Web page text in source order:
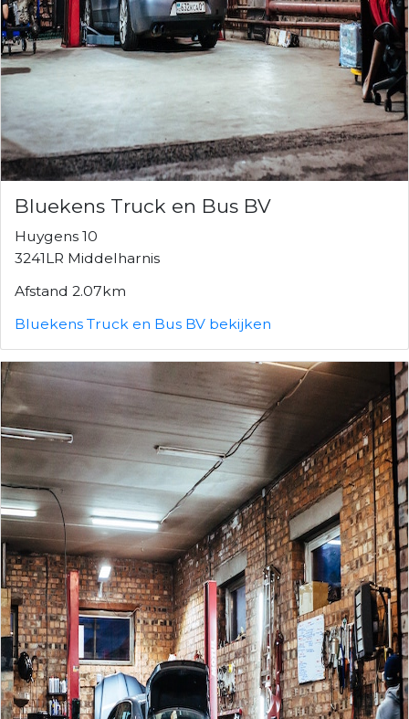
Bluekens Truck en Bus BV
Huygens 10
3241LR Middelharnis
Afstand 2.07km
Bluekens Truck en Bus BV bekijken